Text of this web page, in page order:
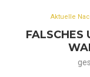
Aktuelle
FALSCHES